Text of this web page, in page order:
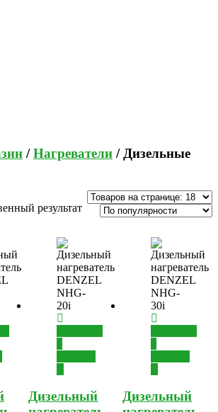
/Нагреватели / Дизельные
результат
Дизельный
Дизельный